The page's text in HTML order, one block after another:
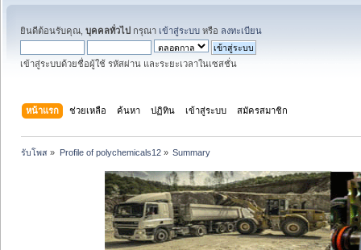
ยินดีต้อนรับคุณ, บุคคลทั่วไป กรุณา เข้าสู่ระบบ หรือ ลงทะเบียน
เข้าสู่ระบบด้วยชื่อผู้ใช้ รหัสผ่าน และระยะเวลาในเซสชั่น
หน้าแรก ช่วยเหลือ ค้นหา ปฏิทิน เข้าสู่ระบบ สมัครสมาชิก
รับโพส » Profile of polychemicals12» Summary